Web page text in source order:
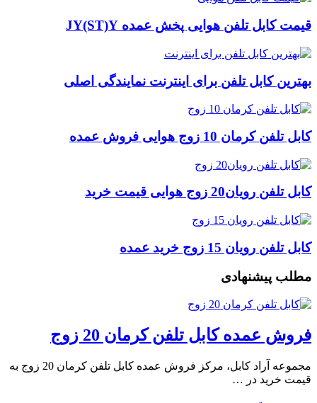
قیمت کابل تلفن هوایی پخش عمده JY(ST)Y
بهترین کابل تلفن برای اینترنت نمایندگی اصلی
کابل تلفن کرمان 10 زوج هوایی فروش عمده
کابل تلفن رویان20 زوج هوایی قیمت خرید
کابل تلفن رویان 15 زوج خرید عمده
مطلب پیشنهادی
فروش عمده کابل تلفن کرمان 20 زوج
مجموعه آراد کابل، مرکز فروش عمده کابل تلفن کرمان 20 زوج به
قیمت خرید در …